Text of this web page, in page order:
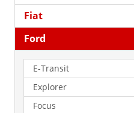
Fiat
Ford
E-Transit
Explorer
Focus